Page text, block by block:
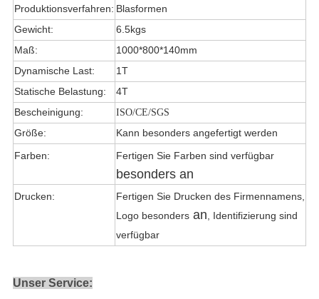
Produktionsverfahren: Blasformen
Gewicht:
6.5kgs
Maß:
1000*800*140mm
Dynamische Last:
1T
Statische Belastung:
4T
Bescheinigung:
ISO/CE/SGS
Größe:
Kann besonders angefertigt werden
Farben:
Fertigen Sie Farben sind verfügbar
besonders an
Drucken:
Fertigen Sie Drucken des Firmennamens,
Logo besondersan, Identifizierung sind
verfügbar
Unser Service: